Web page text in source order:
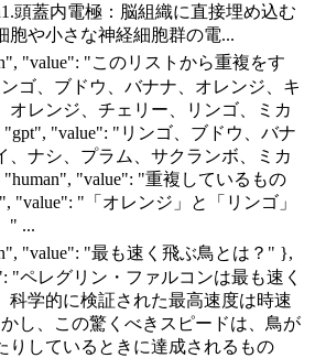
頭蓋内電極：脳組織に直接埋め込む
胞や小さな神経細胞群の電...
"value": "このリストから重複をす
ゴ、ブドウ、バナナ、オレンジ、キ
オレンジ、チェリー、リンゴ、ミカ
"value": "リンゴ、ブドウ、バナ
、ナシ、プラム、サクランボ、ミカ
"value": "重複しているもの
"value": "「オレンジ」と「リンゴ」
" ...
"value": "最も速く飛ぶ鳥とは？" },
"ペレグリン・ファルコンは最も速く
科学的に検証された最高速度は時速
し、この驚くべきスピードは、鳥が
りしているときに達成されるもの